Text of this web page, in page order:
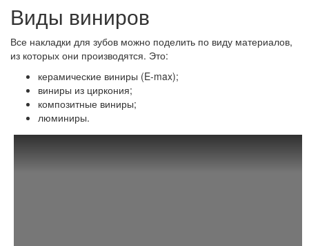
Виды виниров
Все накладки для зубов можно поделить по виду материалов,
из которых они производятся. Это:
керамические виниры (E-max);
виниры из циркония;
композитные виниры;
люминиры.